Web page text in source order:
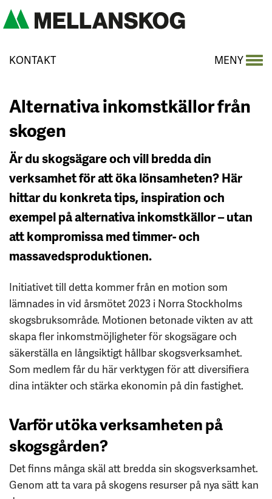
KONTAKT MENY
Alternativa inkomstkällor från
skogen
Är du skogsägare och vill bredda din
verksamhet för att öka lönsamheten? Här
hittar du konkreta tips, inspiration och
exempel på alternativa inkomstkällor – utan
att kompromissa med timmer- och
massavedsproduktionen.
Initiativet till detta kommer från en motion som
lämnades in vid årsmötet 2023 i Norra Stockholms
skogsbruksområde. Motionen betonade vikten av att
skapa fler inkomstmöjligheter för skogsägare och
säkerställa en långsiktigt hållbar skogsverksamhet.
Som medlem får du här verktygen för att diversifiera
dina intäkter och stärka ekonomin på din fastighet.
Varför utöka verksamheten på
skogsgården?
Det finns många skäl att bredda sin skogsverksamhet.
Genom att ta vara på skogens resurser på nya sätt kan